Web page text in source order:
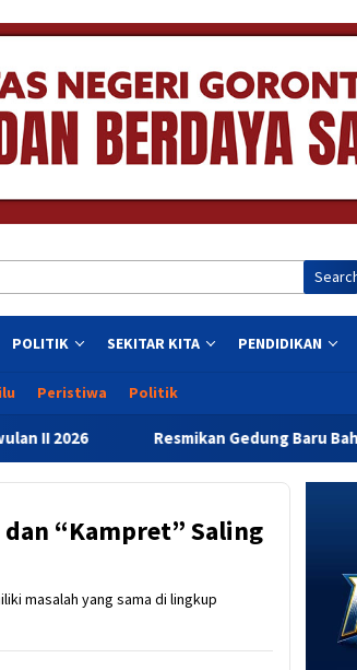
POLITIK SEKITAR KITA PENDIDIKAN
Peristiwa Politik
Gedung Baru Bahrul Ulum, Wagub Idah
dan “Kampret” Saling
masalah yang sama di lingkup